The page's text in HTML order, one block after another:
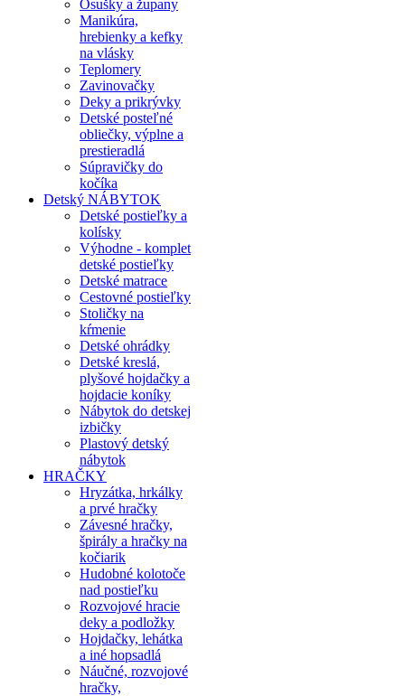
Osušky a župany
Manikúra,
hrebienky a kefky
na vlásky
Teplomery
Zavinovačky
Deky a prikrývky
Detské posteľné
obliečky, výplne a
prestieradlá
Súpravičky do
kočíka
Detský NÁBYTOK
Detské postieľky a
kolísky
Výhodne - komplet
detské postieľky
Detské matrace
Cestovné postieľky
Stoličky na
kŕmenie
Detské ohrádky
Detské kreslá,
plyšové hojdačky a
hojdacie koníky
Nábytok do detskej
izbičky
Plastový detský
nábytok
HRAČKY
Hryzátka, hrkálky
a prvé hračky
Závesné hračky,
špirály a hračky na
kočiarik
Hudobné kolotoče
nad postieľku
Rozvojové hracie
deky a podložky
Hojdačky, lehátka
a iné hopsadlá
Náučné, rozvojové
hračky,